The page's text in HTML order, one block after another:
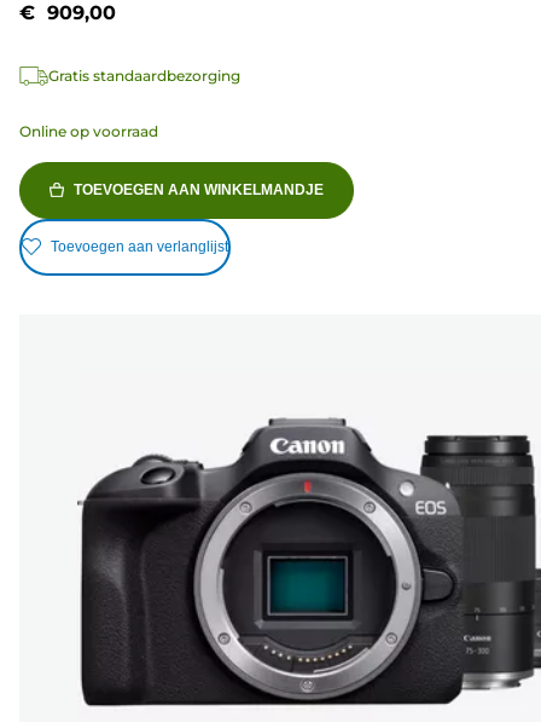
€ 909,00
Gratis standaardbezorging
Online op voorraad
TOEVOEGEN AAN WINKELMANDJE
Toevoegen aan verlanglijst